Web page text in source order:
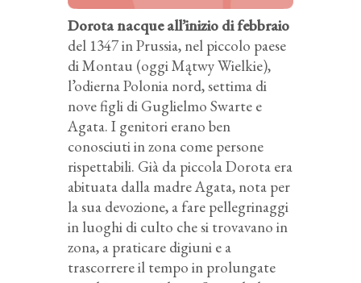
Dorota nacque all’inizio di febbraio
del 1347 in Prussia, nel piccolo paese
di Montau (oggi Mątwy Wielkie),
l’odierna Polonia nord, settima di
nove figli di Guglielmo Swarte e
Agata. I genitori erano ben
conosciuti in zona come persone
rispettabili. Già da piccola Dorota era
abituata dalla madre Agata, nota per
la sua devozione, a fare pellegrinaggi
in luoghi di culto che si trovavano in
zona, a praticare digiuni e a
trascorrere il tempo in prolungate